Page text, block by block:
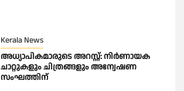
Kerala News
അധ്യാപികമാരുടെ അറസ്റ്റ്: നിർണായക
ചാറ്റുകളും ചിത്രങ്ങളും അന്വേഷണ
സംഘത്തിന്